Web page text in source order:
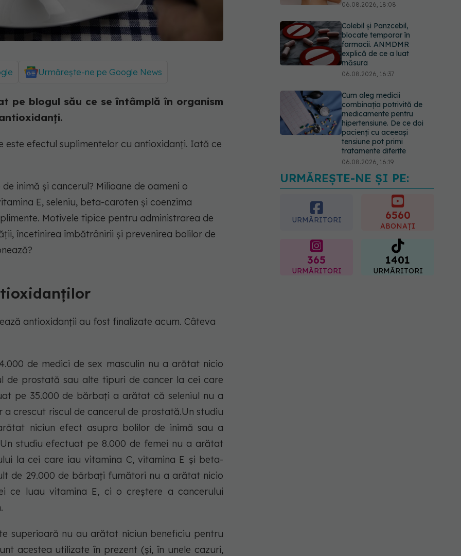
Urmărește-ne pe Google News
pe blogul său ce se întâmplă în organism
este efectul suplimentelor cu antioxidanți. Iată ce
inimă și cancerul? Milioane de oameni o
E, seleniu, beta-caroten și coenzima
Motivele tipice pentru administrarea de
încetinirea îmbătrânirii și prevenirea bolilor de
antioxidanții au fost finalizate acum. Câteva
de medici de sex masculin nu a arătat nicio
de prostată sau alte tipuri de cancer la cei care
pe 35.000 de bărbați a arătat că seleniul nu a
crescut riscul de cancerul de prostată.Un studiu
niciun efect asupra bolilor de inimă sau a
studiu efectuat pe 8.000 de femei nu a arătat
la cei care iau vitamina C, vitamina E și beta-
de 29.000 de bărbați fumători nu a arătat nicio
ce luau vitamina E, ci o creștere a cancerului
superioară nu au arătat niciun beneficiu pentru
acestea utilizate în prezent (și, în unele cazuri,
06.08.2026, 18:08
Colebil și Panzcebil,
blocate temporar în
farmacii. ANMDMR
explică de ce a luat
măsura
06.08.2026, 16:37
Cum aleg medicii
combinația potrivită de
medicamente pentru
hipertensiune. De ce doi
pacienți cu aceeași
tensiune pot primi
tratamente diferite
06.08.2026, 16:19
Mii de angajați din
Sănătate ar putea primi
salarii mai mari.
Sindicatele cer schimbarea
URMĂREȘTE-NE ȘI PE:
URMĂRITORI 6560
ABONAȚI
365
URMĂRITORI
1401
URMĂRITORI